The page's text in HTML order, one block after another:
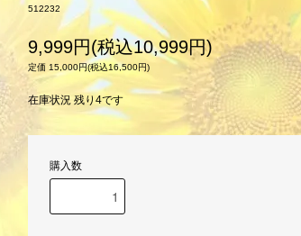
512232
9,999円(税込10,999円)
定価 15,000円(税込16,500円)
在庫状況 残り4です
購入数